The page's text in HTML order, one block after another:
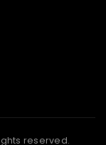
reserved.